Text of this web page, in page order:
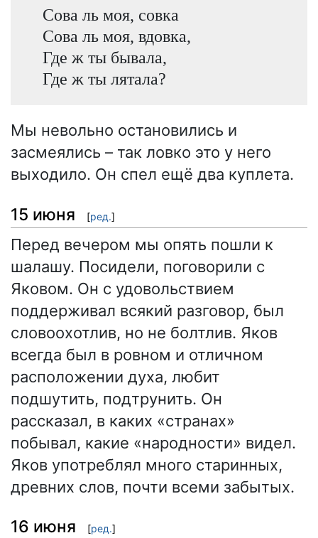
Сова ль моя, совка
Сова ль моя, вдовка,
Где ж ты бывала,
Где ж ты лятала?
Мы невольно остановились и
засмеялись – так ловко это у него
выходило. Он спел ещё два куплета.
15 июня [ред.]
Перед вечером мы опять пошли к
шалашу. Посидели, поговорили с
Яковом. Он с удовольствием
поддерживал всякий разговор, был
словоохотлив, но не болтлив. Яков
всегда был в ровном и отличном
расположении духа, любит
подшутить, подтрунить. Он
рассказал, в каких «странах»
побывал, какие «народности» видел.
Яков употреблял много старинных,
древних слов, почти всеми забытых.
16 июня [ред.]